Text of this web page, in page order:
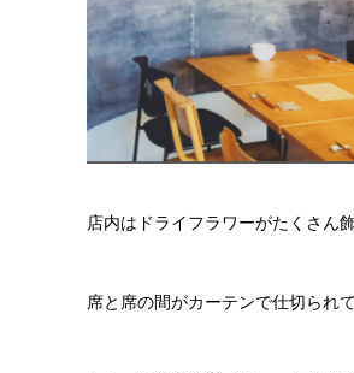
店内はドライフラワーがたくさん
席と席の間がカーテンで仕切られ